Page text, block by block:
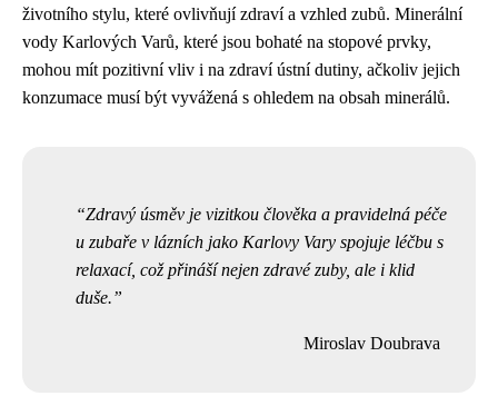
životního stylu, které ovlivňují zdraví a vzhled zubů. Minerální
vody Karlových Varů, které jsou bohaté na stopové prvky,
mohou mít pozitivní vliv i na zdraví ústní dutiny, ačkoliv jejich
konzumace musí být vyvážená s ohledem na obsah minerálů.
Zdravý úsměv je vizitkou člověka a pravidelná péče
u zubaře v lázních jako Karlovy Vary spojuje léčbu s
relaxací, což přináší nejen zdravé zuby, ale i klid
duše.
Miroslav Doubrava